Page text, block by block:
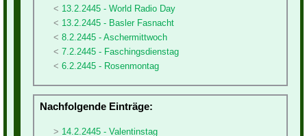
13.2.2445 - World Radio Day
13.2.2445 - Basler Fasnacht
8.2.2445 - Aschermittwoch
7.2.2445 - Faschingsdienstag
6.2.2445 - Rosenmontag
Nachfolgende Einträge:
14.2.2445 - Valentinstag